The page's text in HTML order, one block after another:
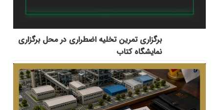
برگزاری تمرین تخلیه اضطراری در محل برگزاری
نمایشگاه کتاب